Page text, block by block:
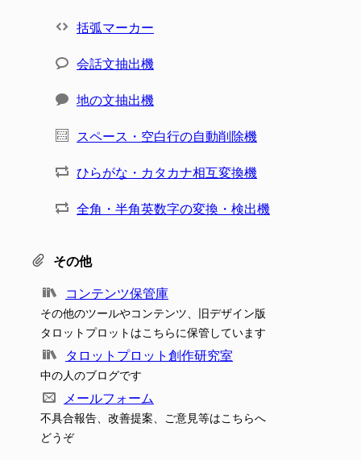
括弧マーカー
会話文抽出機
地の文抽出機
スペース・空白行の自動削除機
ひらがな・カタカナ相互変換機
全角・半角英数字の変換・検出機
その他
コンテンツ保管庫
その他のツールやコンテンツ、旧デザイン版
タロットプロットはこちらに保管しています
タロットプロット創作研究室
中の人のブログです
メールフォーム
不具合報告、改善提案、ご意見等はこちらへ
どうぞ